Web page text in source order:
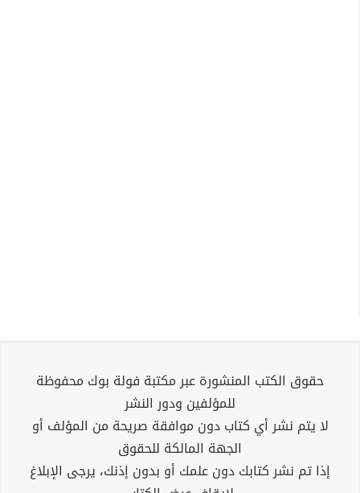
حقوق الكتب المنشورة عبر مكتبة فولة بوك محفوظة
للمؤلفين ودور النشر
لا يتم نشر أي كتاب دون موافقة صريحة من المؤلف أو
الجهة المالكة للحقوق
إذا تم نشر كتابك دون علمك أو بدون إذنك، يرجى الإبلاغ